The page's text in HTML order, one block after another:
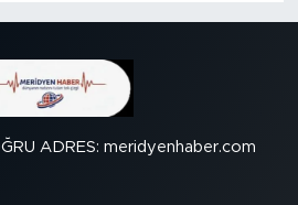
ADRES: meridyenhaber.com